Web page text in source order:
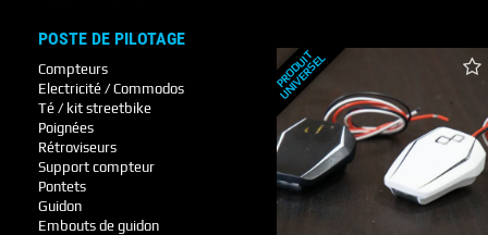
POSTE DE PILOTAGE
Compteurs
Electricité / Commodos
Té / kit streetbike
Poignées
Rétroviseurs
Support compteur
Pontets
Guidon
Embouts de guidon
P
R
O
D
U
I
T
U
N
I
V
E
R
S
E
L
Eclairage de plaque à leds